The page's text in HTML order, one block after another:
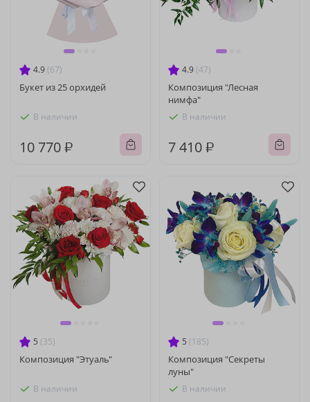
4.9 (67)
Букет из 25 орхидей
В наличии
10 770 ₽
4.9 (47)
Композиция "Лесная
нимфа"
В наличии
7 410 ₽
5 (35)
Композиция "Этуаль"
В наличии
5 (185)
Композиция "Секреты
луны"
В наличии